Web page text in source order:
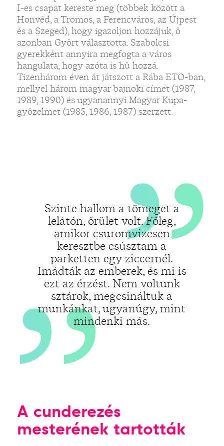
I-es csapat kereste meg (többek között a
Honvéd, a Tromos, a Ferencváros, az Újpest
és a Szeged), hogy igazoljon hozzájuk, ő
azonban Győrt választotta. Szabolcsi
gyerekként annyira megfogta a város
hangulata, hogy azóta is hű hozzá.
Tizenhárom éven át játszott a Rába ETO-ban,
mellyel három magyar bajnoki címet (1987,
1989, 1990) és ugyanannyi Magyar Kupa-
győzelmet (1985, 1986, 1987) szerzett.
Szinte hallom a tömeget a
lelátón, őrület volt. Főleg,
amikor csuromvizesen
keresztbe csúsztam a
parketten egy ziccernél.
Imádták az emberek, és mi is
ezt az érzést. Nem voltunk
sztárok, megcsináltuk a
munkánkat, ugyanúgy, mint
mindenki más.
„„
A cunderezés
mesterének tartották